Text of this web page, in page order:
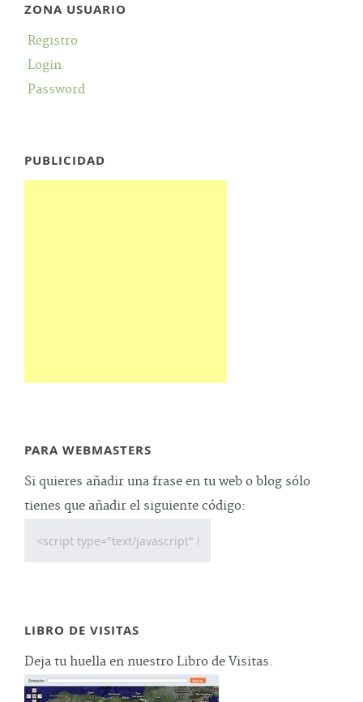
ZONA USUARIO
Registro
Login
Password
PUBLICIDAD
PARA WEBMASTERS
Si quieres añadir una frase en tu web o blog sólo
tienes que añadir el siguiente código:
LIBRO DE VISITAS
Deja tu huella en nuestro Libro de Visitas.